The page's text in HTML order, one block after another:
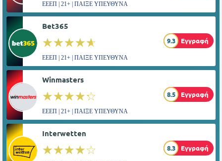
ΕΕΕΠ | 21+ | ΠΑΙΞΕ ΥΠΕΥΘΥΝΑ
Bet365
☆☆☆☆☆
★★★★★ 9.3 Εγγραφή
ΕΕΕΠ | 21+ | ΠΑΙΞΕ ΥΠΕΥΘΥΝΑ
Winmasters
☆☆☆☆☆
★★★★★ 8.5 Εγγραφή
ΕΕΕΠ | 21+ | ΠΑΙΞΕ ΥΠΕΥΘΥΝΑ
Interwetten
☆☆☆☆☆
★★★★★ 8.3 Εγγραφή